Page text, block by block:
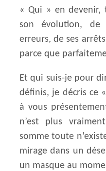
« Qui » en devenir,
son évolution, de
erreurs, de ses
parce que
Et qui suis-je pour
définis, je décris ce
à vous
n’est plus
somme toute
mirage dans un
un masque au